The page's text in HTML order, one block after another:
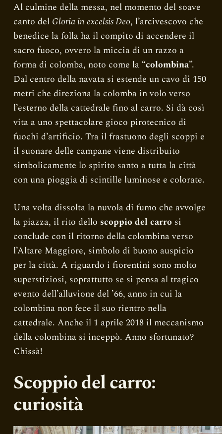
Al culmine della messa, nel momento del soave
canto del Gloria in excelsis Deo, l’arcivescovo che
benedice la folla ha il compito di accendere il
sacro fuoco, ovvero la miccia di un razzo a
forma di colomba, noto come la “colombina”.
Dal centro della navata si estende un cavo di 150
metri che direziona la colomba in volo verso
l’esterno della cattedrale fino al carro. Si dà così
vita a uno spettacolare gioco pirotecnico di
fuochi d’artificio. Tra il frastuono degli scoppi e
il suonare delle campane viene distribuito
simbolicamente lo spirito santo a tutta la città
con una pioggia di scintille luminose e colorate.
Una volta dissolta la nuvola di fumo che avvolge
la piazza, il rito dello scoppio del carrosi
conclude con il ritorno della colombina verso
l’Altare Maggiore, simbolo di buono auspicio
per la città. A riguardo i fiorentini sono molto
superstiziosi, soprattutto se si pensa al tragico
evento dell’alluvione del ’66, anno in cui la
colombina non fece il suo rientro nella
cattedrale. Anche il 1 aprile 2018 il meccanismo
della colombina si inceppò. Anno sfortunato?
Chissà!
Scoppio del carro:
curiosità